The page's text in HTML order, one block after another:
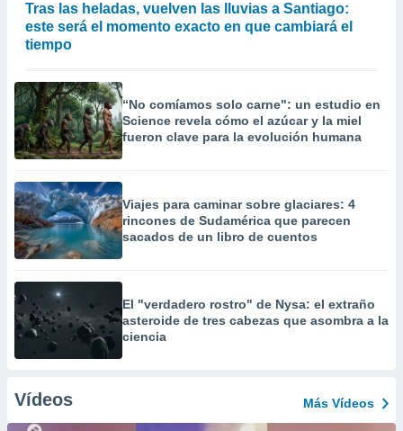
Tras las heladas, vuelven las lluvias a Santiago:
este será el momento exacto en que cambiará el
tiempo
“No comíamos solo carne": un estudio en
Science revela cómo el azúcar y la miel
fueron clave para la evolución humana
Viajes para caminar sobre glaciares: 4
rincones de Sudamérica que parecen
sacados de un libro de cuentos
El "verdadero rostro" de Nysa: el extraño
asteroide de tres cabezas que asombra a la
ciencia
Vídeos Más Vídeos